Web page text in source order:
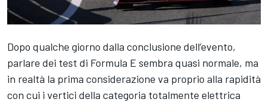
Dopo qualche giorno dalla conclusione dell’evento,
parlare dei test di Formula E sembra quasi normale, ma
in realtà la prima considerazione va proprio alla rapidità
con cui i vertici della categoria totalmente elettrica